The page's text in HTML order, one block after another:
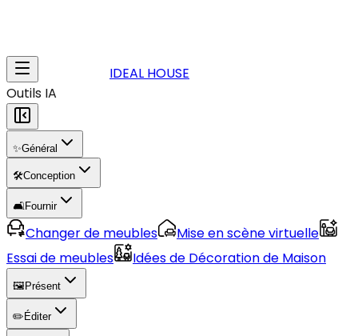
IDEAL HOUSE
Outils IA
✨Général
🛠️Conception
🛋️Fournir
Changer de meubles
Mise en scène virtuelle
Essai de meubles
Idées de Décoration de Maison
🖼️ Présent
✏️ Éditer